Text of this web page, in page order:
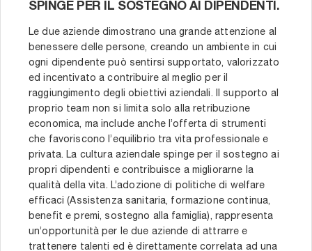
SPINGE PER IL SOSTEGNO AI DIPENDENTI.
Le due aziende dimostrano una grande attenzione al
benessere delle persone, creando un ambiente in cui
ogni dipendente può sentirsi supportato, valorizzato
ed incentivato a contribuire al meglio per il
raggiungimento degli obiettivi aziendali. Il supporto al
proprio team non si limita solo alla retribuzione
economica, ma include anche l’offerta di strumenti
che favoriscono l’equilibrio tra vita professionale e
privata. La cultura aziendale spinge per il sostegno ai
propri dipendenti e contribuisce a migliorarne la
qualità della vita. L’adozione di politiche di welfare
efficaci (Assistenza sanitaria, formazione continua,
benefit e premi, sostegno alla famiglia), rappresenta
un’opportunità per le due aziende di attrarre e
trattenere talenti ed è direttamente correlata ad una